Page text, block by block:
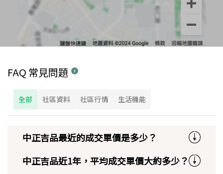
FAQ 常見問題
全部 社區資料 社區行情 生活機能
中正吉品最近的成交單價是多少？
中正吉品近1年，平均成交單價大約多少？